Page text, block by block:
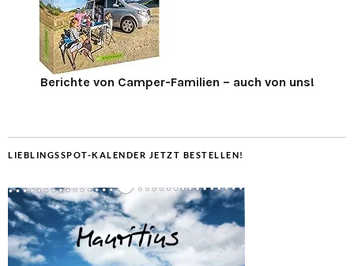
Berichte von Camper-Familien – auch von uns!
LIEBLINGSSPOT-KALENDER JETZT BESTELLEN!